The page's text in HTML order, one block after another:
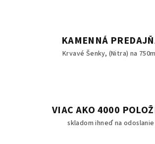
KAMENNÁ
Krvavé Šenky, (Nitra) na
VIAC AKO 4000
skladom ihneď na odoslanie